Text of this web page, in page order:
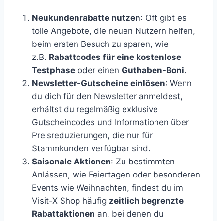
Neukundenrabatte nutzen: Oft gibt es
tolle Angebote, die neuen Nutzern helfen,
beim ersten Besuch zu sparen, wie
z.B. Rabattcodes für eine kostenlose
Testphase oder einen Guthaben-Boni.
Newsletter-Gutscheine einlösen: Wenn
du dich für den Newsletter anmeldest,
erhältst du regelmäßig exklusive
Gutscheincodes und Informationen über
Preisreduzierungen, die nur für
Stammkunden verfügbar sind.
Saisonale Aktionen: Zu bestimmten
Anlässen, wie Feiertagen oder besonderen
Events wie Weihnachten, findest du im
Visit-X Shop häufig zeitlich begrenzte
Rabattaktionen an, bei denen du